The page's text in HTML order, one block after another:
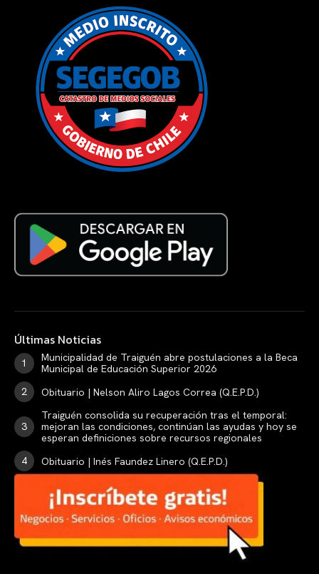
Últimas Noticias
Municipalidad de Traiguén abre postulaciones a la Beca
Municipal de Educación Superior 2026
Obituario | Nelson Aliro Lagos Correa (Q.E.P.D.)
Traiguén consolida su recuperación tras el temporal:
mejoran las condiciones, continúan las ayudas y hoy se
esperan definiciones sobre recursos regionales
Obituario | Inés Faundez Linero (Q.E.P.D.)